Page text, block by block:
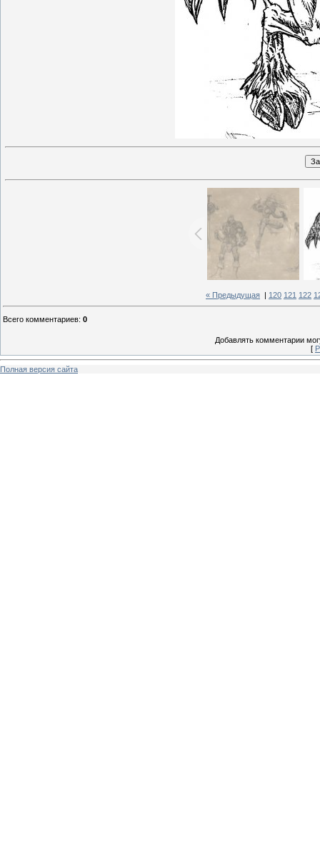
« Предыдущая 120 121 122
Всего комментариев: 0
Добавлять комментарии
[
Полная версия сайта